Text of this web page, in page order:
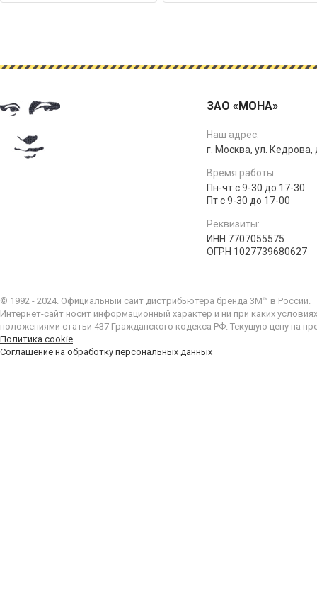
ЗАО «МОНА»
Наш адрес:
г. Москва, ул. Кедрова,
Время работы:
Пн-чт с 9-30 до 17-30
Пт с 9-30 до 17-00
Реквизиты:
ИНН 7707055575
ОГРН 1027739680627
© 1992 - 2024. Официальный сайт дистрибьютера бренда 3M™ в России.
Интернет-сайт носит информационный характер и ни при каких
положениями статьи 437 Гражданского кодекса РФ. Текущую цену на
Политика cookie
Соглашение на обработку персональных данных